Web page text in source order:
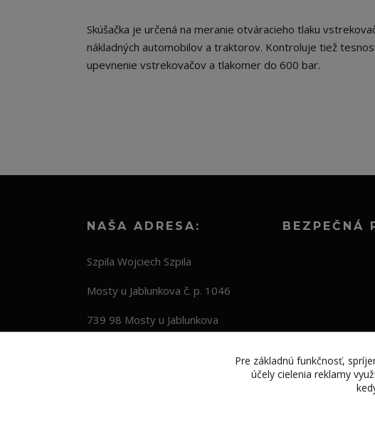
Skúšačka je určená na meranie otváracieho tlaku
nákladných automobilov a traktorov. Kontroluje tiež
upevnenie vstrekovačov a tlakomer do 600 bar.
NAŠA ADRESA:
Szpila Wojciech Szpila
Mosty u Jablunkova č. p. 1046
739 98 Mosty u Jablunkova
BEZPEČNÁ
Pre základnú funkčnosť,
účely cielenia reklamy